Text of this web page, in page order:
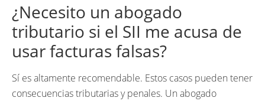
¿Necesito un abogado
tributario si el SII me acusa de
usar facturas falsas?
Sí es altamente recomendable. Estos casos pueden tener
consecuencias tributarias y penales. Un abogado